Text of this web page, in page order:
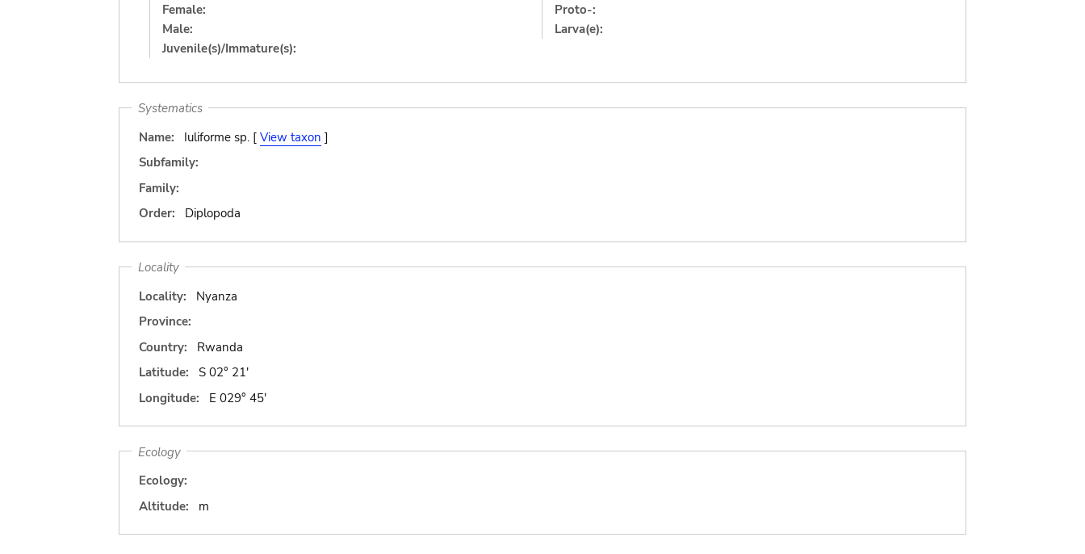
Female:
Male:
Juvenile(s)/Immature(s):
Proto-:
Larva(e):
Systematics
Name:
Iuliforme sp. [ View taxon ]
Subfamily:
Family:
Order:
Diplopoda
Locality
Locality:
Nyanza
Province:
Country:
Rwanda
Latitude:
S 02° 21'
Longitude:
E 029° 45'
Ecology
Ecology:
Altitude:
m